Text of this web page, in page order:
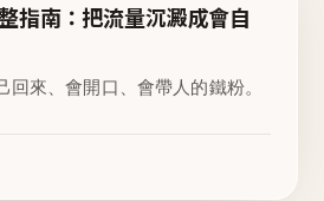
指南：把流量沉澱成會自
回來、會開口、會帶人的鐵粉。